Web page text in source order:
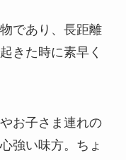
であり、長距離
きた時に素早く
お子さま連れの
強い味方。ちょ